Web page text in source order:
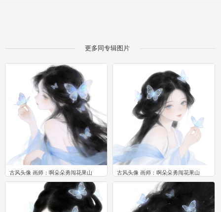
更多同专辑图片
古风头像 画师：啊朵朵勇闯花果山
0
古风头像 画师：啊朵朵勇闯花果山
0